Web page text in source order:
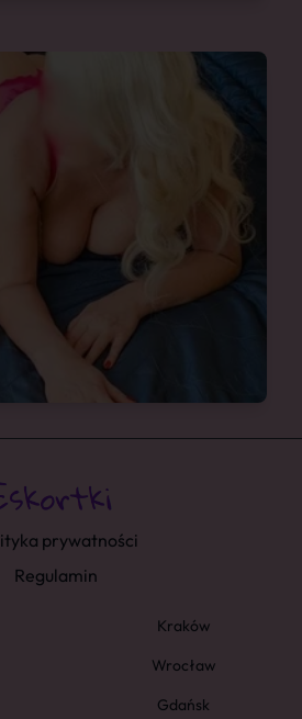
prywatności
Regulamin
Kraków
Wrocław
Gdańsk